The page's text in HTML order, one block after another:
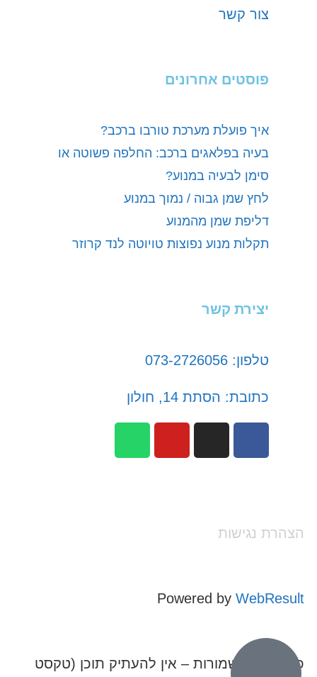
צור קשר
פוסטים אחרונים
איך פועלת מערכת טורבו ברכב?
בעיה בפלאגים ברכב: החלפה פשוטה או
סימן לבעיה במנוע?
לחץ שמן גבוה / נמוך במנוע
דליפת שמן מהמנוע
תקלות מנוע נפוצות טויוטה לנד קרוזר
יצירת קשר
טלפון: 073-2726056
כתובת: הסתת 14, חולון
הצהרת נגישות
Powered byWebResult
כל הזכויות שמורות – אין להעתיק תוכן (טקסט